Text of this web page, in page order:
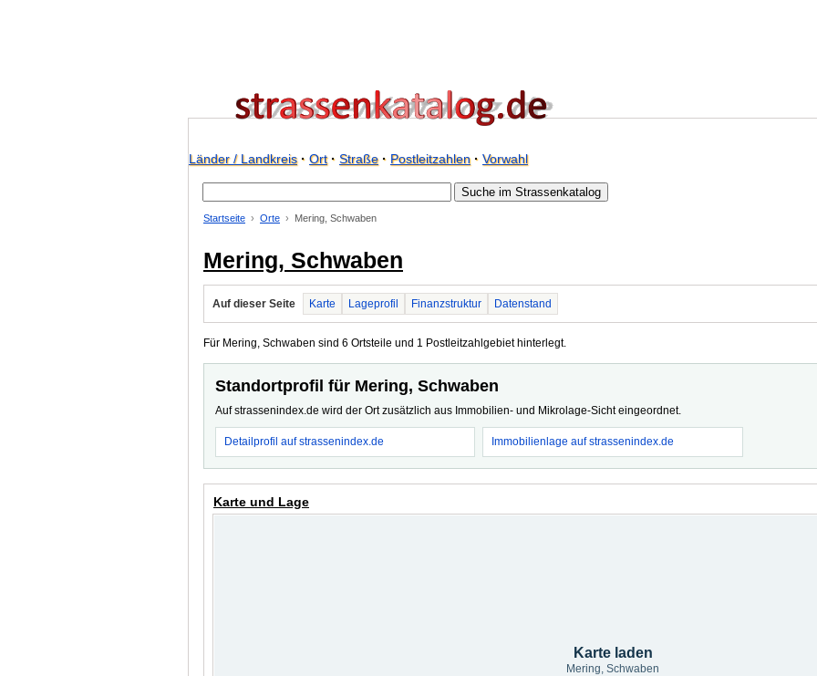
Länder / Landkreis· Ort· Straße· Postleitzahlen· Vorwahl
Startseite Orte Mering, Schwaben
Mering, Schwaben
Auf dieser Seite Karte Lageprofil Finanzstruktur Datenstand
Für Mering, Schwaben sind 6 Ortsteile und 1 Postleitzahlgebiet hinterlegt.
Standortprofil für Mering, Schwaben
Auf strassenindex.de wird der Ort zusätzlich aus Immobilien- und Mikrolage-Sicht eingeordnet.
Detailprofil auf strassenindex.de Immobilienlage auf strassenindex.de
Karte und Lage
Karte laden
Mering, Schwaben